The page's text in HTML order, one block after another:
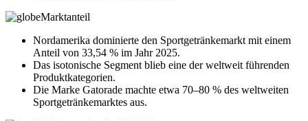
Marktanteil
Nordamerika dominierte den Sportgetränkemarkt mit einem
Anteil von 33,54 % im Jahr 2025.
Das isotonische Segment blieb eine der weltweit führenden
Produktkategorien.
Die Marke Gatorade machte etwa 70–80 % des weltweiten
Sportgetränkemarktes aus.